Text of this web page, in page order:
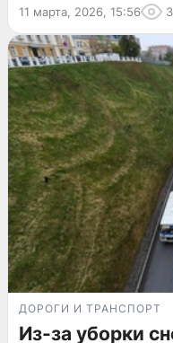
11 марта, 2026, 15:56
ДОРОГИ И ТРАНСПОРТ
Из-за уборки